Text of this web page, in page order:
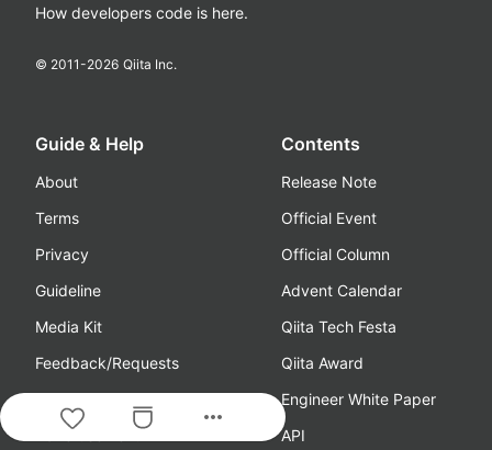
more_horiz
How developers code is here.
© 2011-2026 Qiita Inc.
Guide & Help
About
Terms
Privacy
Guideline
Media Kit
Feedback/Requests
Help
Advertisement
Contents
Release Note
Official Event
Official Column
Advent Calendar
Qiita Tech Festa
Qiita Award
Engineer White Paper
API